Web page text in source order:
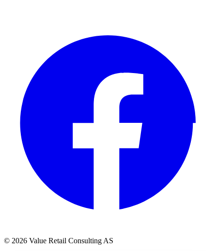
© 2026 Value Retail Consulting AS